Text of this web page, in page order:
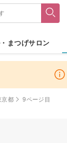
まつげサロン
京都 9ページ目